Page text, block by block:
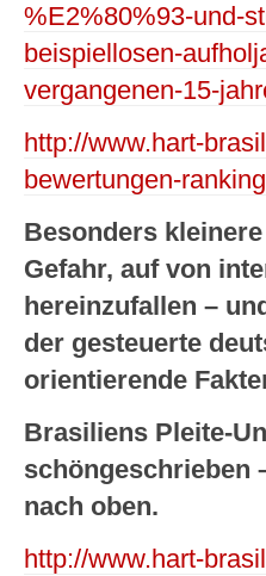
%E2%80%93-und-
beispiellosen-
vergangenen-15-
http://www.hart-
bewertungen-
Besonders
Gefahr, auf von
hereinzufallen –
der gesteuerte
orientierende
Brasiliens Pleite-
schöngeschrieben
nach oben.
http://www.hart-